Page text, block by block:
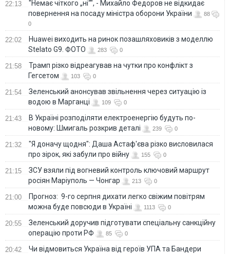
22:13
"Немає чіткого „ні“", - Михайло Федоров не відкидає
повернення на посаду міністра оборони України
88
0
22:02
Huawei виходить на ринок позашляховиків з моделлю
Stelato G9. ФОТО
283 0
21:58
Трамп різко відреагував на чутки про конфлікт з
Гегсетом
103 0
21:54
Зеленський анонсував звільнення через ситуацію із
водою в Марганці
109 0
21:43
В Україні розподіляти електроенергію будуть по-
новому: Шмигаль розкрив деталі
239 0
21:32
"Я доначу щодня": Даша Астаф'єва різко висловилася
про зірок, які забули про війну
155 0
21:15
ЗСУ взяли під вогневий контроль ключовий маршрут
росіян Маріуполь — Чонгар
213 0
21:00
Прогноз: 9-го серпня дихати легко свіжим повітрям
можна буде повсюди в Україні
1113 0
20:55
Зеленський доручив підготувати спеціальну санкційну
операцію проти РФ
85 0
20:42
Чи відмовиться Україна від героїв УПА та Бандери